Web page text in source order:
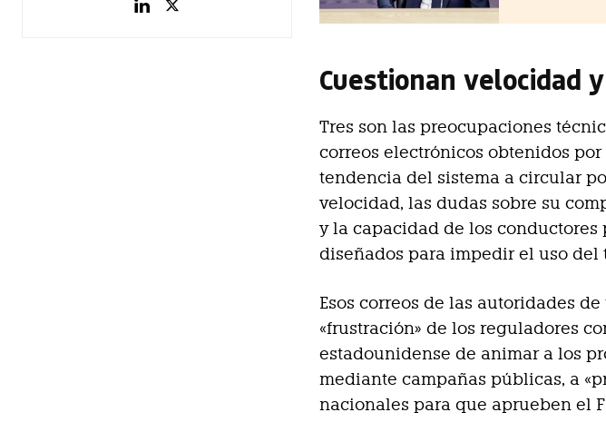
Cuestionan velocidad
Tres son las preocupaciones
correos electrónicos obtenidos
tendencia del sistema a circular
velocidad, las dudas sobre su
y la capacidad de los
diseñados para impedir el uso del
Esos correos de las autoridades
«frustración» de los reguladores
estadounidense de animar a los
mediante campañas públicas, a
nacionales para que aprueben el